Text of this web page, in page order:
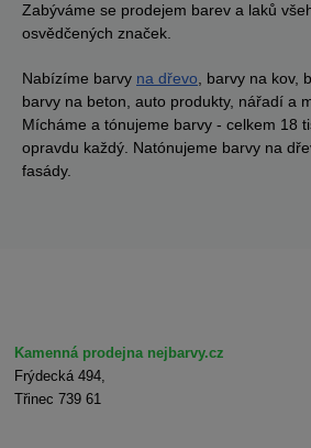
Zabýváme se prodejem barev a laků
osvědčených značek.
Nabízíme barvy na dřevo, barvy na kov,
barvy na beton, auto produkty, nářadí a
Mícháme a tónujeme barvy - celkem 18
opravdu každý. Natónujeme barvy na
fasády.
Kamenná prodejna nejbarvy.cz
Frýdecká 494,
Třinec 739 61